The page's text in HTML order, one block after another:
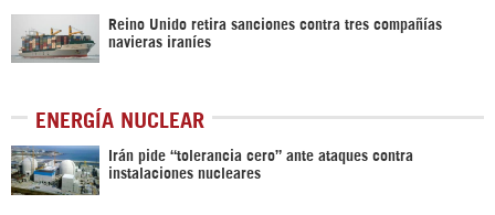
Reino Unido retira sanciones contra tres compañías
navieras iraníes
ENERGÍA NUCLEAR
Irán pide “tolerancia cero” ante ataques contra
instalaciones nucleares